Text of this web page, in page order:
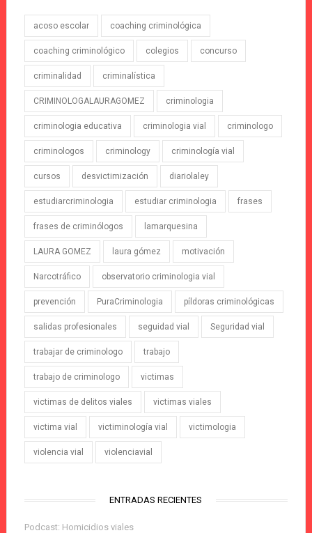
acoso escolar coaching criminológica
coaching criminológico colegios concurso
criminalidad criminalística
CRIMINOLOGALAURAGOMEZ criminologia
criminologia educativa criminologia vial criminologo
criminologos criminology criminología vial
cursos desvictimización diariolaley
estudiarcriminologia estudiar criminologia frases
frases de criminólogos lamarquesina
LAURA GOMEZ laura gómez motivación
Narcotráfico observatorio criminologia vial
prevención PuraCriminologia píldoras criminológicas
salidas profesionales seguidad vial Seguridad vial
trabajar de criminologo trabajo
trabajo de criminologo victimas
victimas de delitos viales victimas viales
victima vial victiminología vial victimologia
violencia vial violenciavial
ENTRADAS RECIENTES
Podcast: Homicidios viales